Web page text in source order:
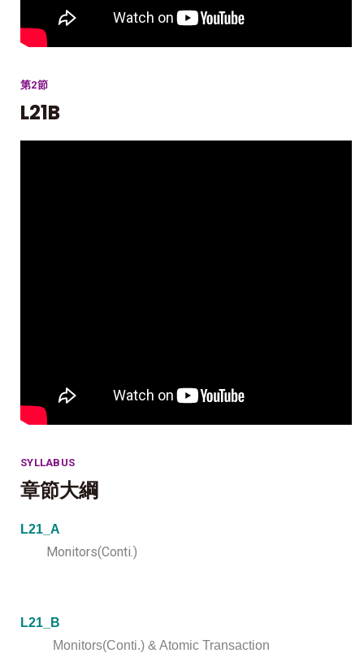
第2節
L21B
SYLLABUS
章節大綱
L21_A
Monitors(Conti.)
L21_B
Monitors(Conti.) & Atomic Transaction